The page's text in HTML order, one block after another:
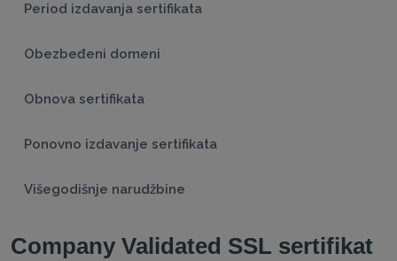
Period izdavanja sertifikata
Obezbeđeni domeni
Obnova sertifikata
Ponovno izdavanje sertifikata
Višegodišnje narudžbine
Company Validated SSL sertifikat